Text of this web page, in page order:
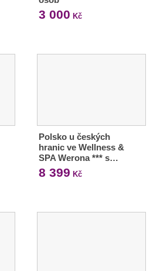
3 000 Kč
Polsko u českých
hranic ve Wellness &
SPA Werona *** s…
8 399 Kč